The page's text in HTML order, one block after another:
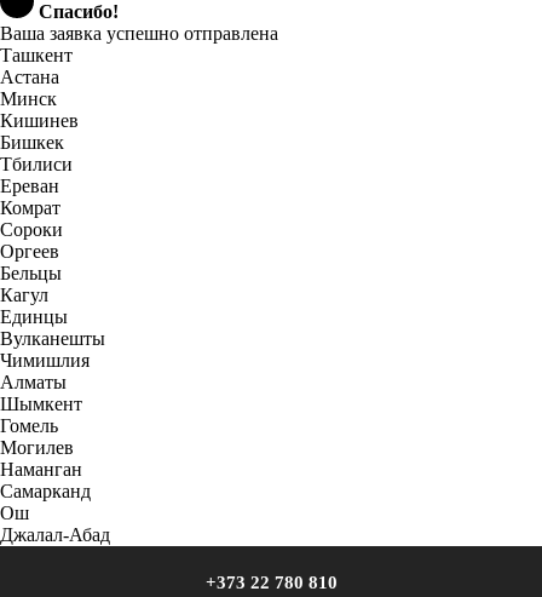
Спасибо!
Ваша заявка успешно отправлена
Ташкент
Астана
Минск
Кишинев
Бишкек
Тбилиси
Ереван
Комрат
Сороки
Оргеев
Бельцы
Кагул
Единцы
Вулканешты
Чимишлия
Алматы
Шымкент
Гомель
Могилев
Наманган
Самарканд
Ош
Джалал-Абад
+373 22 780 810